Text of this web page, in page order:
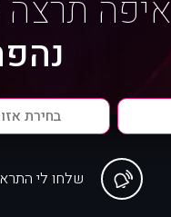
איפה
בחירת
שלחו לי